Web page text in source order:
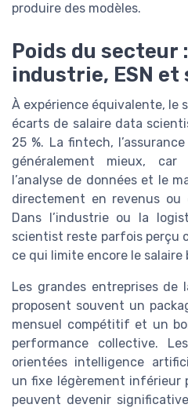
produire des modèles.
Poids du secteur
industrie, ESN
À expérience équivalente, le
écarts de salaire data
25 %. La fintech,
généralement mieux,
l’analyse de données et le
directement en revenus ou
Dans l’industrie ou la
scientist reste parfois perçu
ce qui limite encore le salaire
Les grandes entreprises de
proposent souvent un
mensuel compétitif et un
performance collective.
orientées intelligence
un fixe légèrement inférieur
peuvent devenir